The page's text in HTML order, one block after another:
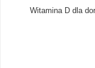
Witamina D dla